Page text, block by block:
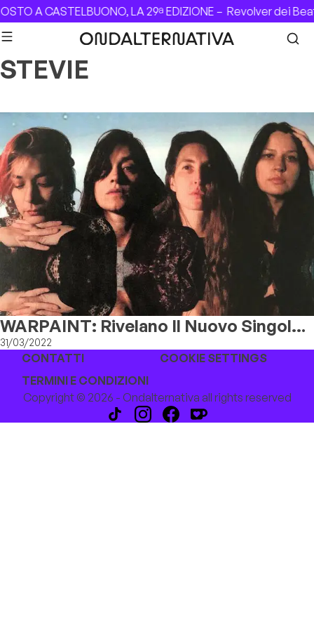
Skip to content
A CASTELBUONO, LA 29ª EDIZIONE – Revolver dei
STEVIE
WARPAINT: Rivelano Il Nuovo Singolo
“STEVIE" Accompagnato Da Un
Immersive Video
31/03/2022
CONTATTI
COOKIE SETTINGS
TERMINI E CONDIZIONI
Copyright © 2026 - Ondalternativa all rights reserved